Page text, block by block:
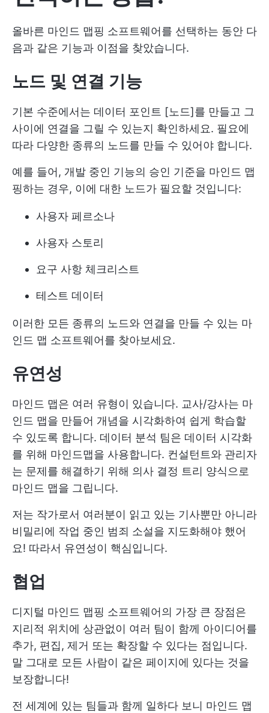
올바른 마인드 맵핑 소프트웨어를 선택하는 동안 다
음과 같은 기능과 이점을 찾았습니다.
노드 및 연결 기능
기본 수준에서는 데이터 포인트 [노드]를 만들고 그
사이에 연결을 그릴 수 있는지 확인하세요. 필요에
따라 다양한 종류의 노드를 만들 수 있어야 합니다.
예를 들어, 개발 중인 기능의 승인 기준을 마인드 맵
핑하는 경우, 이에 대한 노드가 필요할 것입니다:
사용자 페르소나
사용자 스토리
요구 사항 체크리스트
테스트 데이터
이러한 모든 종류의 노드와 연결을 만들 수 있는 마
인드 맵 소프트웨어를 찾아보세요.
유연성
마인드 맵은 여러 유형이 있습니다. 교사/강사는 마
인드 맵을 만들어 개념을 시각화하여 쉽게 학습할
수 있도록 합니다. 데이터 분석 팀은 데이터 시각화
를 위해 마인드맵을 사용합니다. 컨설턴트와 관리자
는 문제를 해결하기 위해 의사 결정 트리 양식으로
마인드 맵을 그립니다.
저는 작가로서 여러분이 읽고 있는 기사뿐만 아니라
비밀리에 작업 중인 범죄 소설을 지도화해야 했어
요! 따라서 유연성이 핵심입니다.
협업
디지털 마인드 맵핑 소프트웨어의 가장 큰 장점은
지리적 위치에 상관없이 여러 팀이 함께 아이디어를
추가, 편집, 제거 또는 확장할 수 있다는 점입니다.
말 그대로 모든 사람이 같은 페이지에 있다는 것을
보장합니다!
전 세계에 있는 팀들과 함께 일하다 보니 마인드 맵